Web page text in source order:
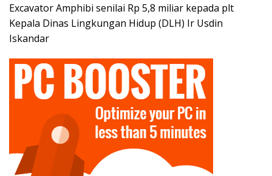
Excavator Amphibi senilai Rp 5,8 miliar kepada plt
Kepala Dinas Lingkungan Hidup (DLH) Ir Usdin
Iskandar